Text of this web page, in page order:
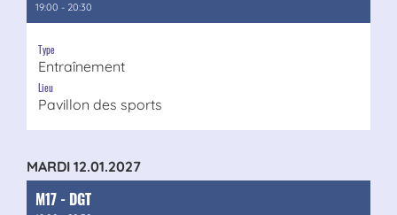
19:00 - 20:30
Type
Entraînement
Lieu
Pavillon des sports
MARDI 12.01.2027
M17 - DGT